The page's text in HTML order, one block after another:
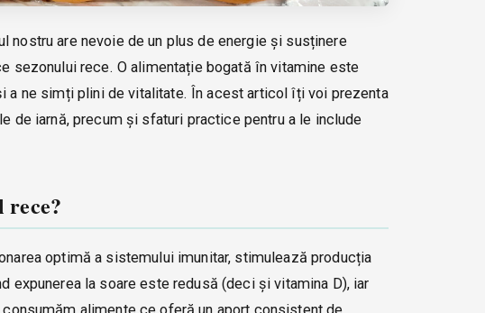
are nevoie de un plus de energie și susținere
rece. O alimentație bogată în vitamine este
a ne simți plini de vitalitate. În acest articol îți voi prezenta
de iarnă, precum și sfaturi practice pentru a le include
rece?
optimă a sistemului imunitar, stimulează producția
expunerea la soare este redusă (deci și vitamina D), iar
alimente ce oferă un aport consistent de